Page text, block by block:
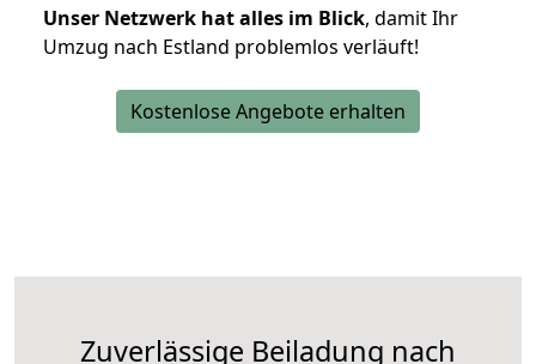
Unser Netzwerk hat alles im Blick, damit Ihr
Umzug nach Estland problemlos verläuft!
Kostenlose Angebote erhalten
Zuverlässige Beiladung nach